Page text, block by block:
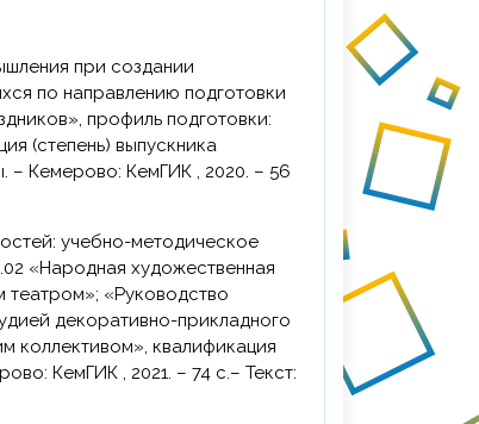
по направлению подготовки
профиль подготовки:
(степень) выпускника
– Кемерово: КемГИК , 2020. – 56
«Народная художественная
театром»; «Руководство
декоративно-прикладного
коллективом», квалификация
КемГИК , 2021. – 74 с.– Текст: